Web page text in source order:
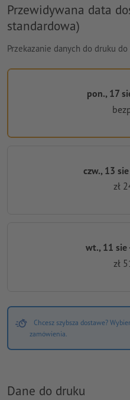
Przewidywana data
standardowa)
Przekazanie danych do druku
pon., 17
czw., 13
zł
wt., 11 sie
zł
Chcesz szybsza dostawe?
zamówienia.
Dane do druku